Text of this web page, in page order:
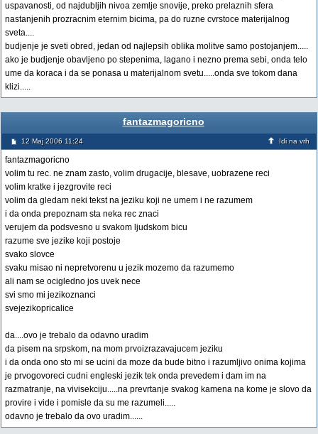
uspavanosti, od najdubljih nivoa zemlje snovije, preko prelaznih sfera
nastanjenih prozracnim eternim bicima, pa do ruzne cvrstoce materijalnog
sveta....
budjenje je sveti obred, jedan od najlepsih oblika molitve samo postojanjem.....
ako je budjenje obavljeno po stepenima, lagano i nezno prema sebi, onda telo
ume da koraca i da se ponasa u materijalnom svetu.....onda sve tokom dana
klizi.....
fantazmagoricno
12 Maj 2006 11:24 Idi na vrh
fantazmagoricno
volim tu rec. ne znam zasto, volim drugacije, blesave, uobrazene reci
volim kratke i jezgrovite reci
volim da gledam neki tekst na jeziku koji ne umem i ne razumem
i da onda prepoznam sta neka rec znaci
verujem da podsvesno u svakom ljudskom bicu
razume sve jezike koji postoje
svako slovce
svaku misao ni nepretvorenu u jezik mozemo da razumemo
ali nam se ocigledno jos uvek nece
svi smo mi jezikoznanci
svejezikopricalice
da....ovo je trebalo da odavno uradim
da pisem na srpskom, na mom prvoizrazavajucem jeziku
i da onda ono sto mi se ucini da moze da bude bitno i razumljivo onima kojima
je prvogovoreci cudni engleski jezik tek onda prevedem i dam im na
razmatranje, na vivisekciju.....na prevrtanje svakog kamena na kome je slovo da
provire i vide i pomisle da su me razumeli.....
odavno je trebalo da ovo uradim......